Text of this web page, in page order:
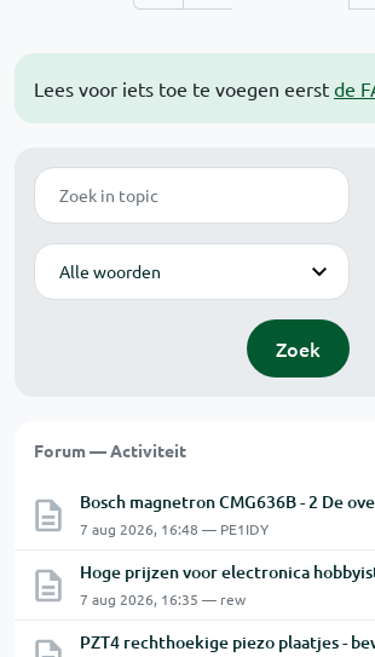
Lees voor iets toe te voegen eerst de
Zoek
Modus
Zoek
Forum — Activiteit
7 aug 2026, 16:48 — PE1IDY
Hoge prijzen voor electronica
7 aug 2026, 16:35 — rew